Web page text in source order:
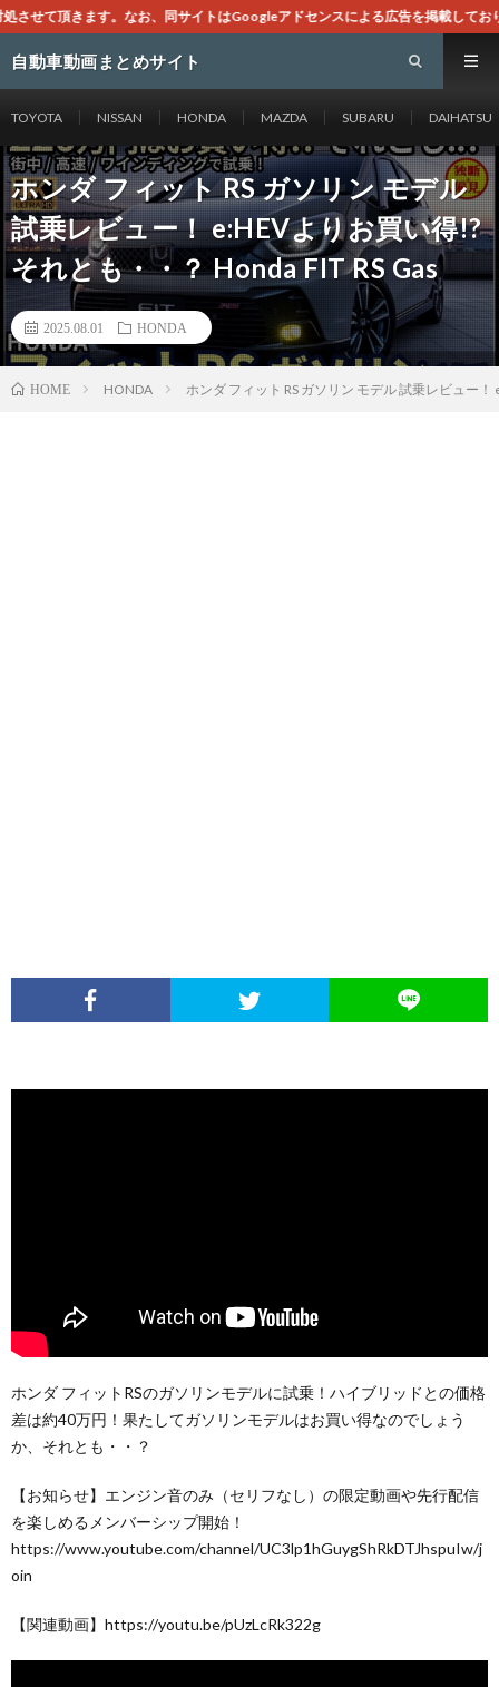
アドセンスによる広告を掲載しております。
自動車動画まとめサイト
TOYOTA NISSAN HONDA MAZDA SUBARU DAIHATSU
ホンダ フィット RS ガソリン モデル
試乗レビュー！ e:HEVよりお買い得!?
それとも・・？ Honda FIT RS Gas
2025.08.01 HONDA
HOME HONDA ホンダ フィット RS ガソリン モデル 試乗レビュー
ホンダ フィットRSのガソリンモデルに試乗！ハイブリッドとの価格
差は約40万円！果たしてガソリンモデルはお買い得なのでしょう
か、それとも・・？
【お知らせ】エンジン音のみ（セリフなし）の限定動画や先行配信
を楽しめるメンバーシップ開始！
https://www.youtube.com/channel/UC3lp1hGuygShRkDTJhspuIw/j
oin
【関連動画】https://youtu.be/pUzLcRk322g